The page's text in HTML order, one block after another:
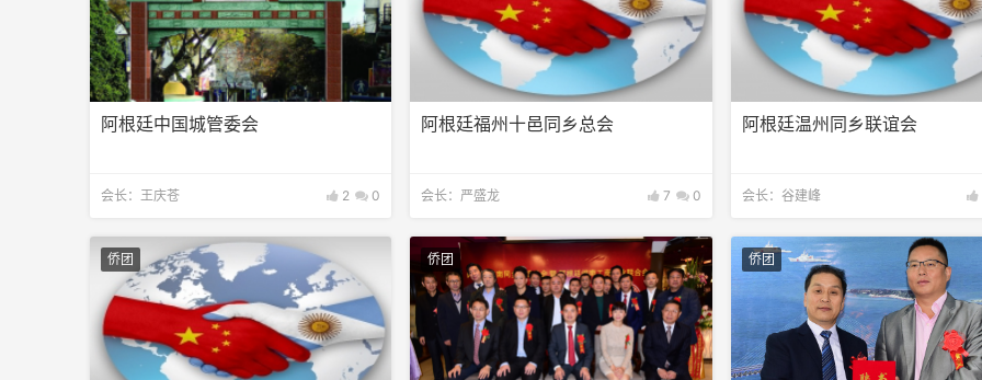
阿根廷中国城管委会
会长：王庆苍 2 0
阿根廷福州十邑同乡总会
会长：严盛龙 7 0
阿根廷温州同乡联谊会
会长：谷建峰
侨团 侨团 侨团